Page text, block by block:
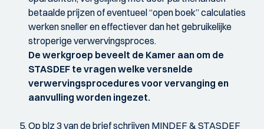
betaalde prijzen of eventueel “open boek” calculaties
werken sneller en effectiever dan het gebruikelijke
stroperige verwervingsproces.
De werkgroep beveelt de Kamer aan om de
STASDEF te vragen welke versnelde
verwervingsprocedures voor vervanging en
aanvulling worden ingezet.
Op blz 3 van de brief schrijven MINDEF & STASDEF